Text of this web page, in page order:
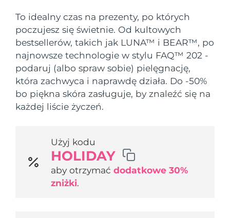
To idealny czas na prezenty, po których
poczujesz się świetnie. Od kultowych
bestsellerów, takich jak LUNA™ i BEAR™, po
najnowsze technologie w stylu FAQ™ 202 -
podaruj (albo spraw sobie) pielęgnację,
która zachwyca i naprawdę działa. Do -50%
bo piękna skóra zasługuje, by znaleźć się na
każdej liście życzeń.
Użyj kodu
HOLIDAY
aby otrzymaćdodatkowe 30%
zniżki.
FAQ™ Dual LED Panel
POPULARNY
Terapia czerwonym światłem
Stany Zjednoczone
Oczekiwany czas dostawy
Wielka Brytania
Oczekiwany czas dostawy
8/8/26
Hiszpania
Oczekiwany czas dostawy
8/8/26
Oczekiwany czas dostawy